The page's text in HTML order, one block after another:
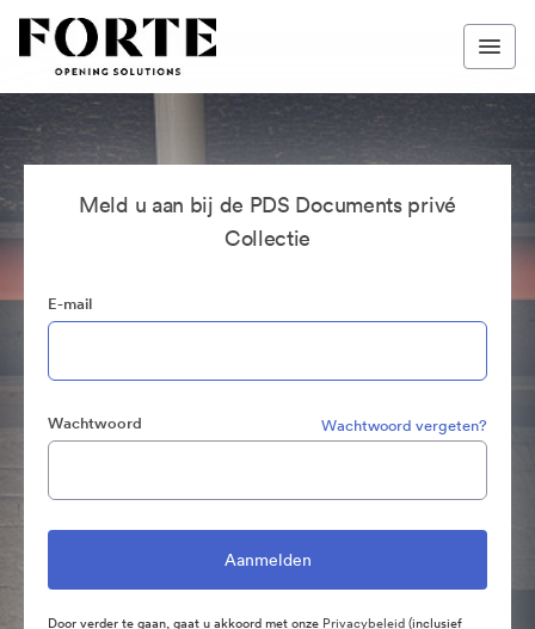
Meld u aan bij de PDS Documents privé
Collectie
E-mail
Wachtwoord Wachtwoord vergeten?
Door verder te gaan, gaat u akkoord met onze Privacybeleid(inclusief